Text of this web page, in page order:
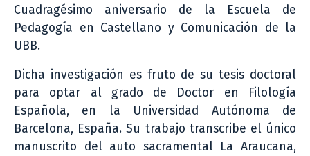
Cuadragésimo aniversario de la Escuela de
Pedagogía en Castellano y Comunicación de la
UBB.
Dicha investigación es fruto de su tesis doctoral
para optar al grado de Doctor en Filología
Española, en la Universidad Autónoma de
Barcelona, España. Su trabajo transcribe el único
manuscrito del auto sacramental La Araucana,